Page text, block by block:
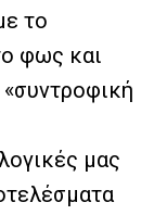
το
φως και
μας